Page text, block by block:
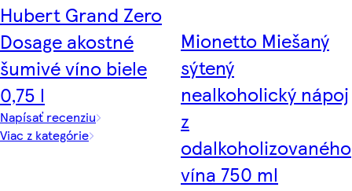
Hubert Grand Zero
Dosage akostné
šumivé víno biele
0,75 l
Napísať recenziu
Viac z kategórie
Mionetto Miešaný
sýtený
nealkoholický nápoj
z
odalkoholizovaného
vína 750 ml